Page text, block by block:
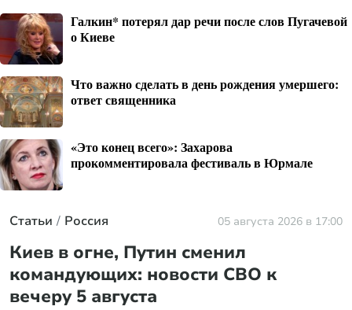
Галкин* потерял дар речи после слов Пугачевой
о Киеве
Что важно сделать в день рождения умершего:
ответ священника
«Это конец всего»: Захарова
прокомментировала фестиваль в Юрмале
Статьи Россия 05 августа 2026 в 17:00
Киев в огне, Путин сменил
командующих: новости СВО к
вечеру 5 августа